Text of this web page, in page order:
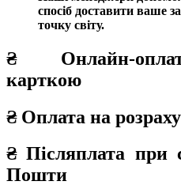
спосіб доставити ваше
точку світу.
₴ Онлайн-
карткою
₴ Оплата на
₴ Післяплата при
Пошти